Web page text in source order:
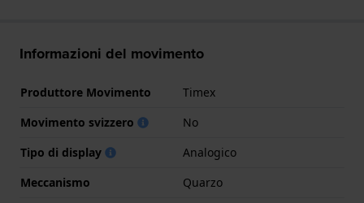
Informazioni del movimento
Produttore Movimento
Timex
Movimento svizzero
No
Tipo di display
Analogico
Meccanismo
Quarzo